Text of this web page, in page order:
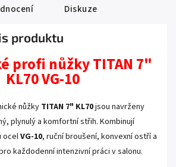
Diskuze
produktu
profi nůžky TITAN 7"
KL70 VG-10
nůžky TITAN 7" KL70jsou navrženy
plynulý a komfortní střih. Kombinují
ocelVG-10, ruční broušení, konvexní ostří a
každodenní intenzivní práci v salonu.